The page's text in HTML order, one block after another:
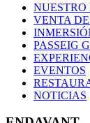
NUESTRO
VENTA
PASSEIG
EVENTOS
NOTICIAS